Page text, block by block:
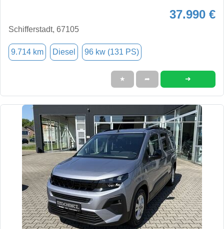
37.990 €
­­­Schifferstadt, 67105
9.714 km Diesel 96 kw (131 PS)
★ ➦ ➜